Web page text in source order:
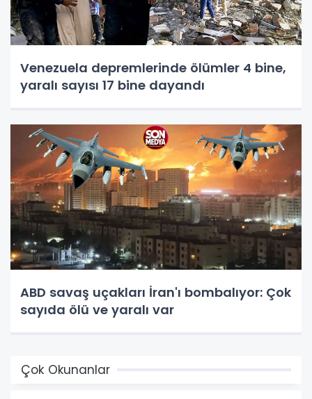
Venezuela depremlerinde ölümler 4 bine,
yaralı sayısı 17 bine dayandı
ABD savaş uçakları İran'ı bombalıyor: Çok
sayıda ölü ve yaralı var
Çok Okunanlar